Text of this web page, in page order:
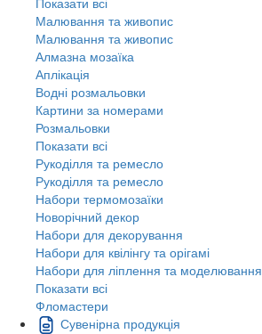
Малювання та живопис
Малювання та живопис
Алмазна мозаїка
Аплікація
Водні розмальовки
Картини за номерами
Розмальовки
Показати всі
Рукоділля та ремесло
Рукоділля та ремесло
Набори термомозаїки
Новорічний декор
Набори для декорування
Набори для квілінгу та орігамі
Набори для ліплення та моделювання
Показати всі
Фломастери
Сувенірна продукція